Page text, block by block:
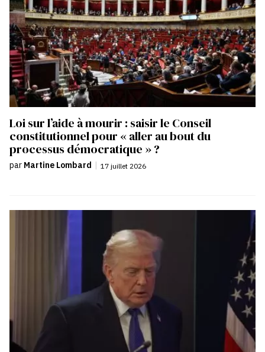
Loi sur l’aide à mourir : saisir le Conseil
constitutionnel pour « aller au bout du
processus démocratique » ?
par Martine Lombard | 17 juillet 2026